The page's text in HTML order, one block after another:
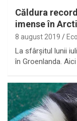
Căldura
imense în
8 august 2019
La sfârșitul lunii
în Groenlanda.